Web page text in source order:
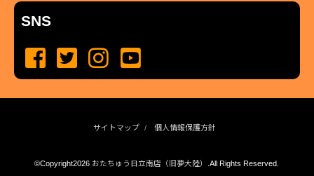
SNS
サイトマップ 個人情報保護方針
©Copyright2026 おたちゅう日立南店（旧夢大陸） .All Rights Reserved.